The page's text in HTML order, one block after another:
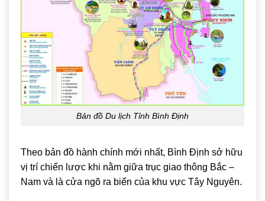
Bản đồ Du lịch Tỉnh Bình Định
Theo bản đồ hành chính mới nhất, Bình Định sở hữu
vị trí chiến lược khi nằm giữa trục giao thông Bắc –
Nam và là cửa ngõ ra biển của khu vực Tây Nguyên.